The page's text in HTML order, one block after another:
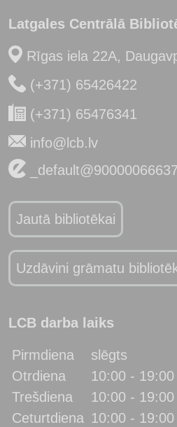
Latgales Centrālā
Rīgas iela 22A,
(+371) 65426422
(+371) 65476341
info@lcb.lv
_default@90000066637
Jautā bibliotēkai
Uzdāvini grāmatu
LCB darba laiks
Pirmdiena
slēgts
Otrdiena
10:00 - 19:00
Trešdiena
10:00 - 19:00
Ceturtdiena 10:00 - 19:00